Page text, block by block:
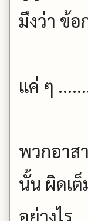
มึงว่า ข้
แค่ ๆ
พวกอาส
นั้น ผิดเต็
อย่างไร